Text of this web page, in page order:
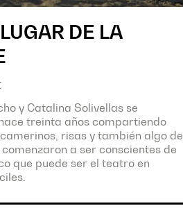
DE LA
y Catalina Solivellas se
treinta años compartiendo
risas y también algo de
a ser conscientes de
que puede ser el teatro en